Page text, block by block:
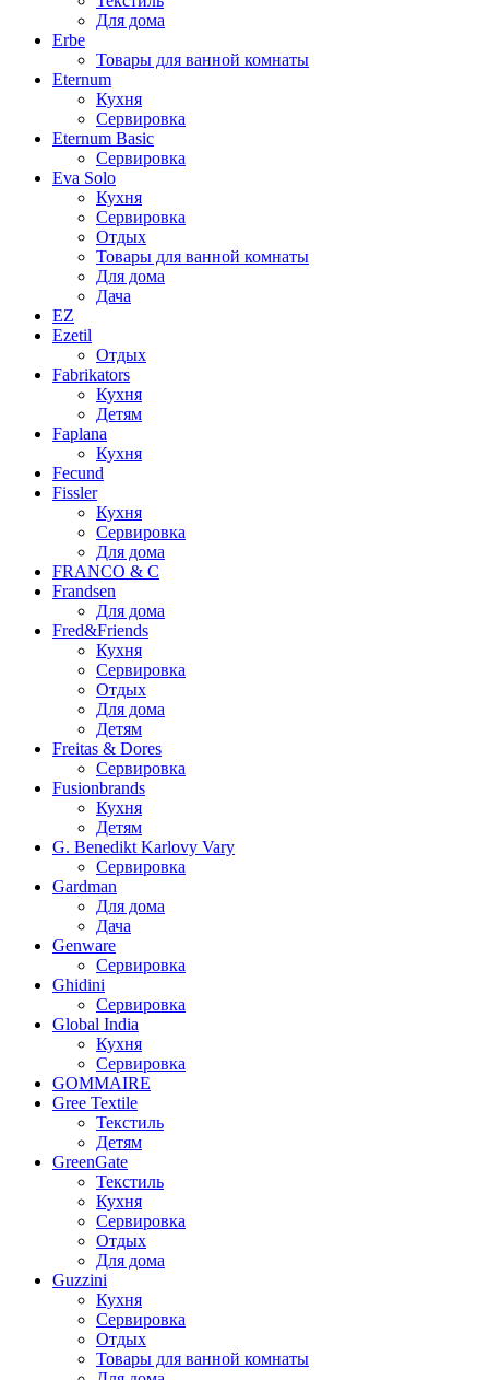
Для дома
Erbe
Товары для ванной комнаты
Eternum
Кухня
Сервировка
Eternum Basic
Сервировка
Eva Solo
Кухня
Сервировка
Отдых
Товары для ванной комнаты
Для дома
Дача
EZ
Ezetil
Отдых
Fabrikators
Кухня
Детям
Faplana
Кухня
Fecund
Fissler
Кухня
Сервировка
Для дома
FRANCO & C
Frandsen
Для дома
Fred&Friends
Кухня
Сервировка
Отдых
Для дома
Детям
Freitas & Dores
Сервировка
Fusionbrands
Кухня
Детям
G. Benedikt Karlovy Vary
Сервировка
Gardman
Для дома
Дача
Genware
Сервировка
Ghidini
Сервировка
Global India
Кухня
Сервировка
GOMMAIRE
Gree Textile
Текстиль
Детям
GreenGate
Текстиль
Кухня
Сервировка
Отдых
Для дома
Guzzini
Кухня
Сервировка
Отдых
Товары для ванной комнаты